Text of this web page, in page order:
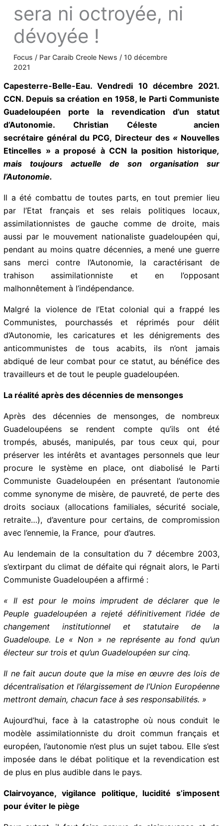
sera ni octroyée,
ni dévoyée !
Focus / ParCaraib Creole News /10 décembre
2021
Capesterre-Belle-Eau. Vendredi 10 décembre 2021.
CCN. Depuis sa création en 1958, le Parti
Communiste Guadeloupéen porte la revendication
d’un statut d’Autonomie. Christian Céleste ancien
secrétaire général du PCG, Directeur des
«Nouvelles Etincelles » a proposé à CCN la position
historique, mais toujours actuelle de son
organisation sur l’Autonomie.
Il a été combattu de toutes parts, en tout premier lieu
par l’Etat français et ses relais politiques locaux,
assimilationnistes de gauche comme de droite, mais
aussi par le mouvement nationaliste guadeloupéen qui,
pendant au moins quatre décennies, a mené une
guerre sans merci contre l’Autonomie, la caractérisant
de trahison assimilationniste et en l’opposant
malhonnêtement à l’indépendance.
Malgré la violence de l’Etat colonial qui a frappé les
Communistes, pourchassés et réprimés pour délit
d’Autonomie, les caricatures et les dénigrements des
anticommunistes de tous acabits, ils n’ont jamais
abdiqué de leur combat pour ce statut, au bénéfice
des travailleurs et de tout le peuple guadeloupéen.
La réalité après des décennies de mensonges
Après des décennies de mensonges, de nombreux
Guadeloupéens se rendent compte qu’ils ont été
trompés, abusés, manipulés, par tous ceux qui, pour
préserver les intérêts et avantages personnels que leur
procure le système en place, ont diabolisé le Parti
Communiste Guadeloupéen en présentant l’autonomie
comme synonyme de misère, de pauvreté, de perte
des droits sociaux (allocations familiales, sécurité
sociale, retraite…), d’aventure pour certains, de
compromission avec l’ennemie, la France, pour
Au lendemain de la consultation du 7 décembre 2003,
s’extirpant du climat de défaite qui régnait alors, le
« Il est pour le moins imprudent de déclarer que le
Peuple guadeloupéen a rejeté définitivement l’idée de
changement institutionnel et statutaire de la
Guadeloupe. Le « Non » ne représente au fond qu’un
Il ne fait aucun doute que la mise en œuvre des lois de
décentralisation et l’élargissement de l’Union
responsabilités. »
Aujourd’hui, face à la catastrophe où nous conduit le
modèle assimilationniste du droit commun français et
européen, l’autonomie n’est plus un sujet tabou. Elle
revendication est de plus en plus audible dans le pays.